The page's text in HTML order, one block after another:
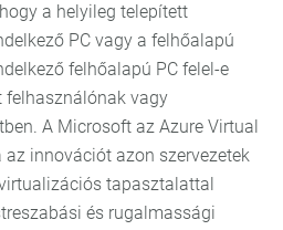
a helyileg telepített
PC vagy a felhőalapú
felhőalapú PC felel-e
felhasználónak vagy
A Microsoft az Azure Virtual
innovációt azon szervezetek
tapasztalattal
és rugalmassági